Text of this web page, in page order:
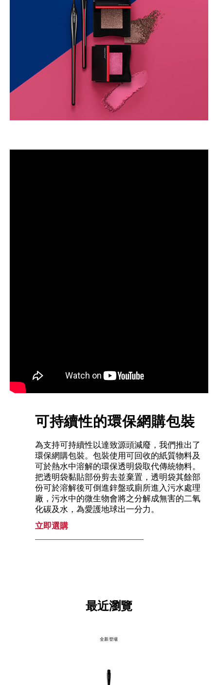
可持續性的環保網購包裝
為支持可持續性以達致源頭減廢，我們推出了
環保網購包裝。包裝使用可回收的紙質物料及
可於熱水中溶解的環保透明袋取代傳統物料。
把透明袋黏貼部份剪去並棄置，透明袋其餘部
份可於溶解後可倒進鋅盤或廁所進入污水處理
廠，污水中的微生物會將之分解成無害的二氧
化碳及水，為愛護地球出一分力。
立即選購
最近瀏覽
全新登場